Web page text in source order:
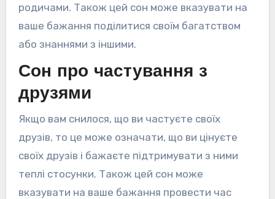
родичами. Також цей сон може вказувати на
ваше бажання поділитися своїм багатством
або знаннями з іншими.
Сон про частування з
друзями
Якщо вам снилося, що ви частуєте своїх
друзів, то це може означати, що ви цінуєте
своїх друзів і бажаєте підтримувати з ними
теплі стосунки. Також цей сон може
вказувати на ваше бажання провести час